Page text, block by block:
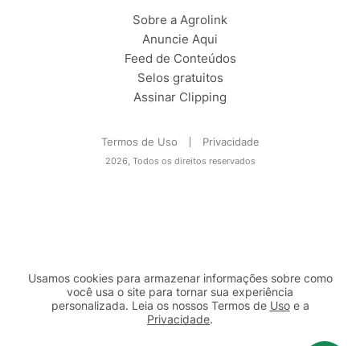
Sobre a Agrolink
Anuncie Aqui
Feed de Conteúdos
Selos gratuitos
Assinar Clipping
Termos de Uso Privacidade
2026, Todos os direitos reservados
Usamos cookies para armazenar informações sobre como
você usa o site para tornar sua experiência
personalizada. Leia os nossos Termos de Usoe a
Privacidade.